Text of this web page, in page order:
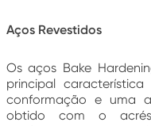
Aços Revestidos
Os aços Bake
principal
conformação e uma
obtido com o